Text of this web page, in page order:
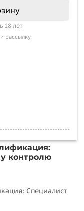
18 лет
рассылку
контролю
Специалист